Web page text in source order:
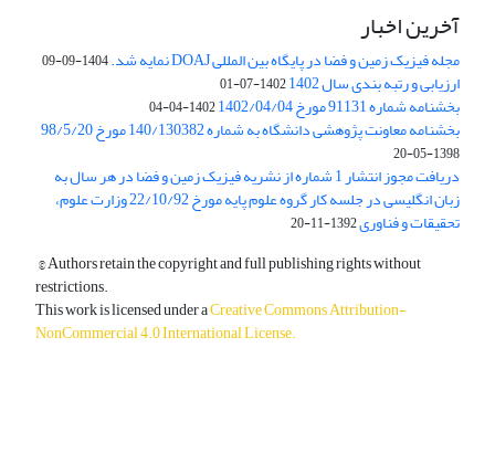
آخرین اخبار
مجله فیزیک زمین و فضا در پایگاه بین المللی DOAJ نمایه شد. 1404-09-09
ارزیابی و رتبه بندی سال 1402 1402-07-01
بخشنامه شماره 91131 مورخ 1402/04/04 1402-04-04
بخشنامه معاونت پژوهشی دانشگاه به شماره 140/130382 مورخ 98/5/20
1398-05-20
دریافت مجوز انتشار 1 شماره از نشریه فیزیک زمین و فضا در هر سال به
زبان انگلیسی در جلسه کار گروه علوم پایه مورخ 22/10/92 وزارت علوم،
تحقیقات و فناوری1392-11-20
© Authors retain the copyright and full publishing rights without
restrictions.
This work is licensed under aCreative Commons Attribution-
NonCommercial 4.0 International License.